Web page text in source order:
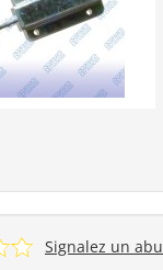
Signalez un